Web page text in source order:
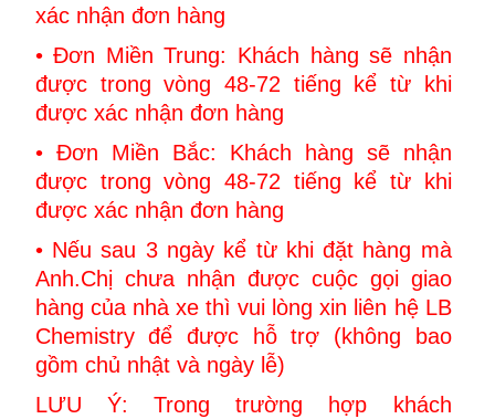
xác nhận đơn hàng
• Đơn Miền Trung: Khách hàng sẽ nhận
được trong vòng 48-72 tiếng kể từ khi
được xác nhận đơn hàng
• Đơn Miền Bắc: Khách hàng sẽ nhận
được trong vòng 48-72 tiếng kể từ khi
được xác nhận đơn hàng
• Nếu sau 3 ngày kể từ khi đặt hàng mà
Anh.Chị chưa nhận được cuộc gọi giao
hàng của nhà xe thì vui lòng xin liên hệ LB
Chemistry để được hỗ trợ (không bao
gồm chủ nhật và ngày lễ)
LƯU Ý: Trong trường hợp khách